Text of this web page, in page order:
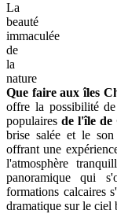
La
beauté
immaculée
de
la
nature
Que faire aux îles
offre la possibilité
populaires de l'île
brise salée et le son
offrant une
l'atmosphère
panoramique qui
formations calcaires
dramatique sur le ciel